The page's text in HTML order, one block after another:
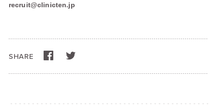
recruit@clinicten.jp
SHARE